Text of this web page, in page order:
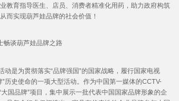
教育指导医生、店员、消费者精准化用药，助力政府构筑
而实现葫芦娃品牌的社会价值！
畅谈葫芦娃品牌之路
动是为贯彻落实“品牌强国”的国家战略，履行国家电视
”历史使命的一项大型活动。作为中国第一媒体的CCTV-
国品牌”项目，集中展示一批代表中国国家品牌形象的企